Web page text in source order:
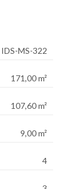
IDS-MS-322
171,00 m²
107,60 m²
9,00 m²
4